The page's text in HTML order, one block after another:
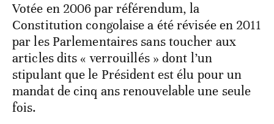
Votée en 2006 par référendum, la
Constitution congolaise a été révisée en 2011
par les Parlementaires sans toucher aux
articles dits « verrouillés » dont l’un
stipulant que le Président est élu pour un
mandat de cinq ans renouvelable une seule
fois.